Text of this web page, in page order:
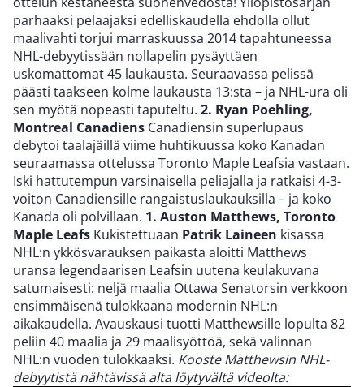
parhaaksi pelaajaksi edelliskaudella ehdolla ollut
maalivahti torjui marraskuussa 2014 tapahtuneessa
NHL-debyytissään nollapelin pysäyttäen
uskomattomat 45 laukausta. Seuraavassa pelissä
päästi taakseen kolme laukausta 13:sta – ja NHL-ura oli
sen myötä nopeasti taputeltu. 2. Ryan Poehling,
Montreal Canadiens Canadiensin superlupaus
debytoi taalajäillä viime huhtikuussa koko Kanadan
seuraamassa ottelussa Toronto Maple Leafsia vastaan.
Iski hattutempun varsinaisella peliajalla ja ratkaisi 4-3-
voiton Canadiensille rangaistuslaukauksilla – ja koko
Kanada oli polvillaan. 1. Auston Matthews, Toronto
Maple Leafs Kukistettuaan Patrik Laineen kisassa
NHL:n ykkösvarauksen paikasta aloitti Matthews
uransa legendaarisen Leafsin uutena keulakuvana
satumaisesti: neljä maalia Ottawa Senatorsin verkkoon
ensimmäisenä tulokkaana modernin NHL:n
aikakaudella. Avauskausi tuotti Matthewsille lopulta 82
peliin 40 maalia ja 29 maalisyöttöä, sekä valinnan
NHL:n vuoden tulokkaaksi. Kooste Matthewsin NHL-
debyytistä nähtävissä alta löytyvältä videolta: